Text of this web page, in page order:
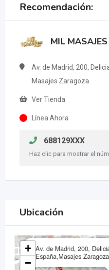
Recomendación:
MIL MASAJES
Av. de Madrid, 200,
Masajes Zaragoza
Ver Tienda
Línea Ahora
688129XXX
Haz clic para mostrar el
Ubicación
Av. de Madrid, 200,
España,Masajes Zaragoza
+
−